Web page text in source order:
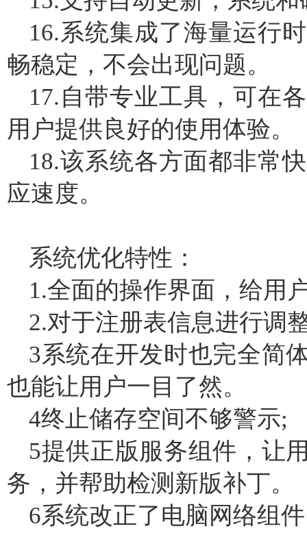
16.系统集成了海量运行
畅稳定，不会出现问题。
17.自带专业工具，可在
用户提供良好的使用体验。
18.该系统各方面都非常
应速度。
系统优化特性：
1.全面的操作界面，给用
2.对于注册表信息进行调
3系统在开发时也完全简
也能让用户一目了然。
4终止储存空间不够警示;
5提供正版服务组件，让
务，并帮助检测新版补丁。
6系统改正了电脑网络组